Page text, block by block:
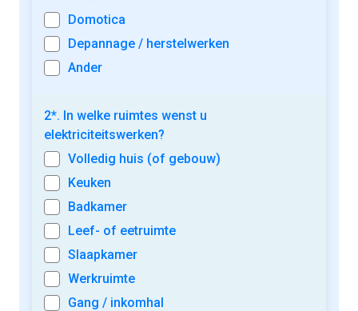
Domotica
Depannage / herstelwerken
Ander
2*. In welke ruimtes wenst u
elektriciteitswerken?
Volledig huis (of gebouw)
Keuken
Badkamer
Leef- of eetruimte
Slaapkamer
Werkruimte
Gang / inkomhal